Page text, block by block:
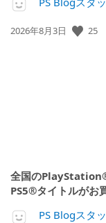
公
2026年8月3日 25
全国の
PS5®タイトルがお
PS Blogスタ